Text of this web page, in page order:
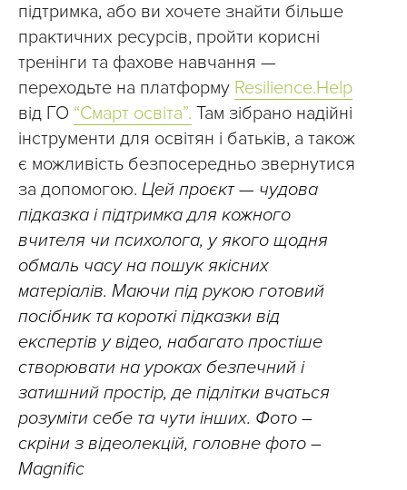
підтримка, або ви хочете знайти більше
практичних ресурсів, пройти корисні
тренінги та фахове навчання —
переходьте на платформу Resilience.Help
від ГО “Смарт освіта”. Там зібрано надійні
інструменти для освітян і батьків, а також
є можливість безпосередньо звернутися
за допомогою. Цей проєкт — чудова
підказка і підтримка для кожного
вчителя чи психолога, у якого щодня
обмаль часу на пошук якісних
матеріалів. Маючи під рукою готовий
посібник та короткі підказки від
експертів у відео, набагато простіше
створювати на уроках безпечний і
затишний простір, де підлітки вчаться
розуміти себе та чути інших. Фото –
скріни з відеолекцій, головне фото –
Magnific